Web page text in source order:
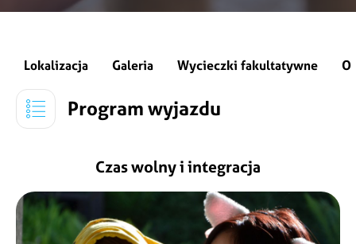
Program wyjazdu
Czas wolny i integracja
Lokalizacja Galeria Wycieczki fakultatywne